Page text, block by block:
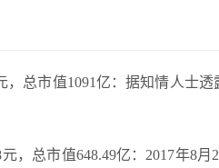
，总市值1091亿：据知情人士
，总市值648.49亿：2017年8